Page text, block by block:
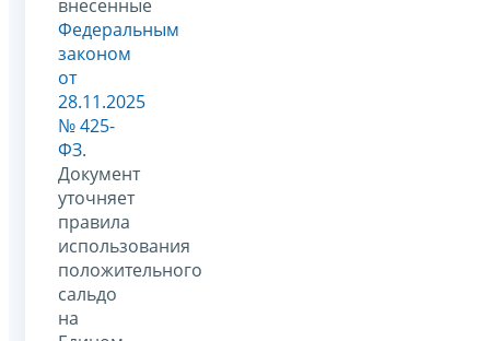
внесенные
Федеральным
законом
от
28.11.2025
№ 425-
ФЗ.
Документ
уточняет
правила
использования
положительного
сальдо
на